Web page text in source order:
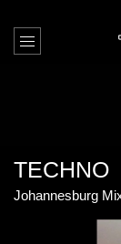
TECHNO
Johannesburg